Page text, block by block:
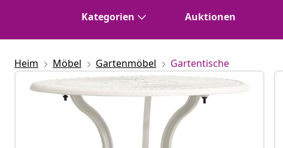
Kategorien Auktionen
Heim Möbel Gartenmöbel Gartentische